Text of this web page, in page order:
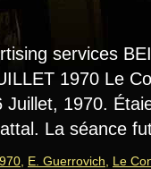
services
1970 Le
Juillet, 1970.
La séance
E. Guerrovich
Le